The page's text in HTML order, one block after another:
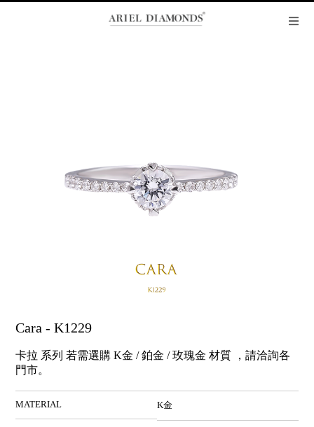
Cara - K1229
卡拉 系列 若需選購 K金 / 鉑金 / 玫瑰金 材質 ，請洽詢各
門市。
MATERIAL K金